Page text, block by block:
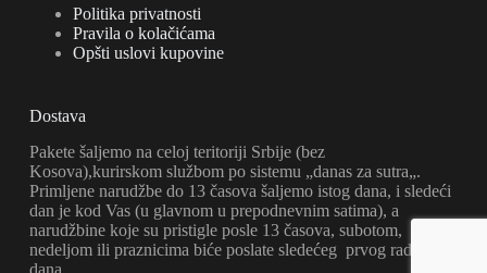
Politika privatnosti
Pravila o kolačićama
Opšti uslovi kupovine
Dostava
Pakete šaljemo na celoj teritoriji Srbije (bez
Kosova),kurirskom službom po sistemu „danas za sutra„.
Primljene narudžbe do 13 časova šaljemo istog dana, i sledeći
dan je kod Vas (u glavnom u prepodnevnim satima), a
narudžbine koje su pristigle posle 13 časova, subotom,
nedeljom ili praznicima biće poslate sledećeg prvog radnog
dana.